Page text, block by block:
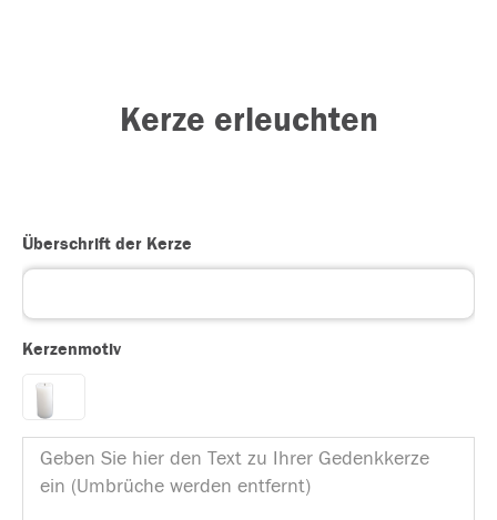
Kerze erleuchten
Überschrift der Kerze
Kerzenmotiv